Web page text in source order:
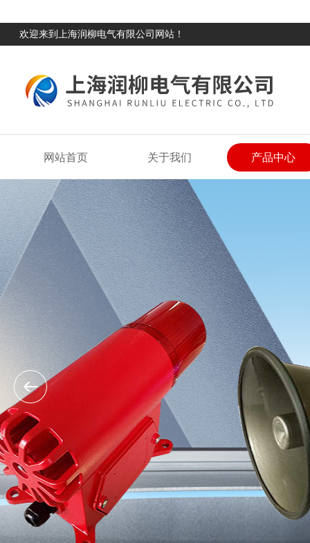
欢迎来到上海润柳电气有限公司网站！
网站首页 关于我们 产品中心